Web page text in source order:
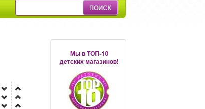
Мы в ТОП-10
детских магазинов!